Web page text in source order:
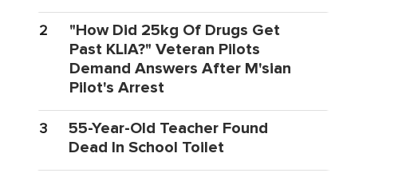
2
"How Did 25kg Of Drugs Get
Past KLIA?" Veteran Pilots
Demand Answers After M'sian
Pilot's Arrest
3
55-Year-Old Teacher Found
Dead In School Toilet